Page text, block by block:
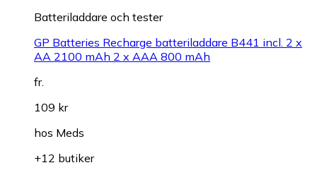
Batteriladdare och tester
GP Batteries Recharge batteriladdare B441 incl. 2 x
AA 2100 mAh 2 x AAA 800 mAh
fr.
109 kr
hos Meds
+12 butiker